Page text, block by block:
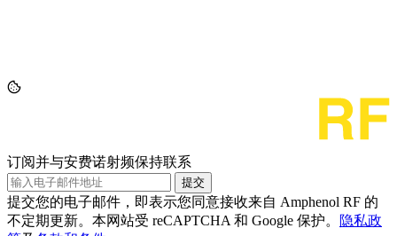
订阅并与安费诺射频保持联系
提交
提交您的电子邮件，即表示您同意接收来自 Amphenol RF 的
不定期更新。本网站受 reCAPTCHA 和 Google 保护。
隐私政